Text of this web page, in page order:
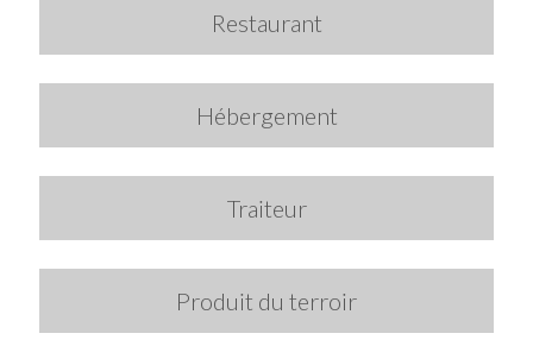
Restaurant
Hébergement
Traiteur
Produit du terroir